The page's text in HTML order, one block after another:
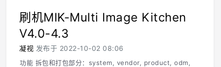
刷机MIK-Multi Image Kitchen
V4.0-4.3
凝视 发布于 2022-10-02 08:06
功能 拆包和打包部分：system, vendor, product, odm,